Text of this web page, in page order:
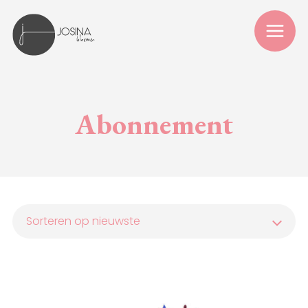
Abonnement